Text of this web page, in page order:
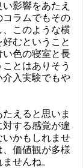
影響をあたえ
コラムでもその
、このような横
むということ
い色の寝室と長
とはありそう
介入実験でもや
えると思いま
する感覚が違
いかもしれませ
価値観が多様
せんね。